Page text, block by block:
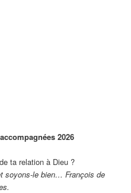
2026
ta relation à Dieu ?
soyons-le bien… François de